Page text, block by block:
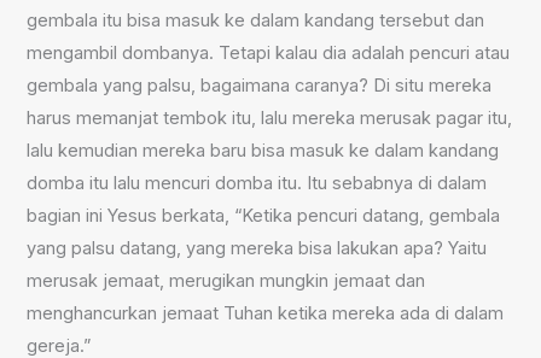
gembala itu bisa masuk ke dalam kandang tersebut dan
mengambil dombanya. Tetapi kalau dia adalah pencuri atau
gembala yang palsu, bagaimana caranya? Di situ mereka
harus memanjat tembok itu, lalu mereka merusak pagar itu,
lalu kemudian mereka baru bisa masuk ke dalam kandang
domba itu lalu mencuri domba itu. Itu sebabnya di dalam
bagian ini Yesus berkata, “Ketika pencuri datang, gembala
yang palsu datang, yang mereka bisa lakukan apa? Yaitu
merusak jemaat, merugikan mungkin jemaat dan
menghancurkan jemaat Tuhan ketika mereka ada di dalam
gereja.”